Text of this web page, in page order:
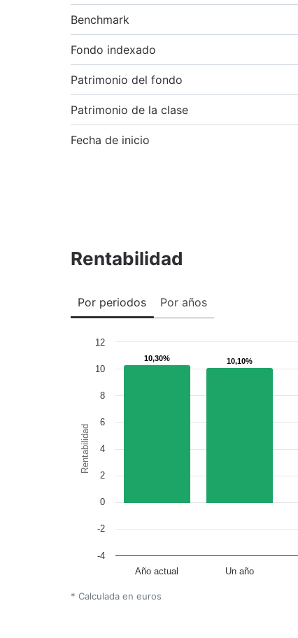
Benchmark
Fondo indexado
Patrimonio del fondo
Patrimonio de la clase
Fecha de inicio
Rentabilidad
Por periodos Por años
Rentabilidad
10,30%
10,30% 10,10%
10,10%
Año actual Un año
-4
-2
0
2
4
6
8
10
12
* Calculada en euros